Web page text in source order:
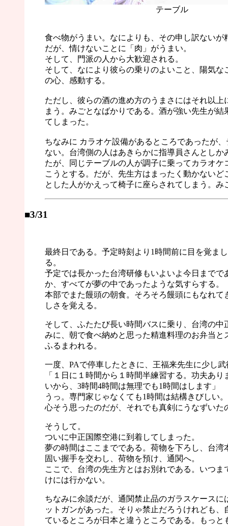
テーブル
食べ物がうまい。なによりも、その申し訳ないが
だが、情けないことに「肉」がうまい。
そして、門派の人から大歓迎される。
そして、なにより彼らの乗りのよいこと、陽気な
の心、感動する。
ただし、彼らの酒の進め方のうまさにはそれ以上
まう。みごとなばかりである。酒が強い先生が結
てしまった。
ちなみに カラオケ設備があるところであったが
ない。台湾側の人はあきらかに指導員さんとしか
たが、同じテーブルの人が調子に乗ってカラオケ
こうとする。だが、先生方はまったく動かないど
とした人がかえって椅子に座らされてしまう。み
■3/31
最終日である。予定時刻より1時間前に目を覚ま
る。
予定では長かった台湾研修もいよいよ今日までで
か、すべてが夢の中であったような気すらする。
本部でまた饅頭の朝食。そろそろ饅頭にもなれて
しさを覚える。
そして、ふたたび長い時間バスに乗り、台湾の中
みに、朝で食べ納めと思った精進料理のお弁当と
ふるまわれる。
一度、PAで停車したときに、王福来先生に少し
「１日に１時間から１時間半練習する。功夫あ
いから、3時間4時間は無理でも1時間はします」
うっ。専門家じゃなくても1時間は結構きびしい
心そう思ったのだが、それでも真剣にうなずいた
そうして。
ついに中正国際空港に到着してしまった。
夢の時間はここまでである。荷物を下ろし、台湾
固い握手を交わし、荷物を預け、通関へ。
ここで、台湾の先生方とはお別れである。いつま
けには行かない。
ちなみに余談だが、通関禁止品のガラスケースに
ットガンがあった。そりゃ禁止だろうけれども、
ているところが日本と違うところである。もっと